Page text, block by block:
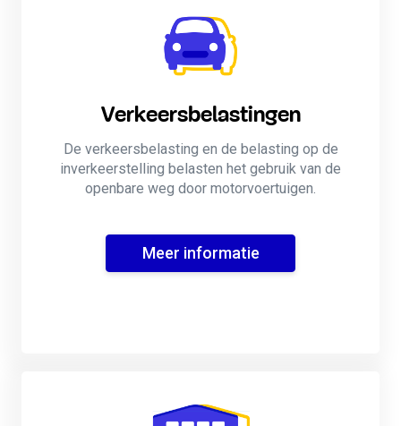
Verkeersbelastingen
De verkeersbelasting en de belasting op de
inverkeerstelling belasten het gebruik van de
openbare weg door motorvoertuigen.
Meer informatie